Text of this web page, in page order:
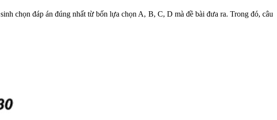
chọn đáp án đúng nhất từ bốn lựa chọn A, B, C, D mà đề bài đưa ra. Trong đó, câu